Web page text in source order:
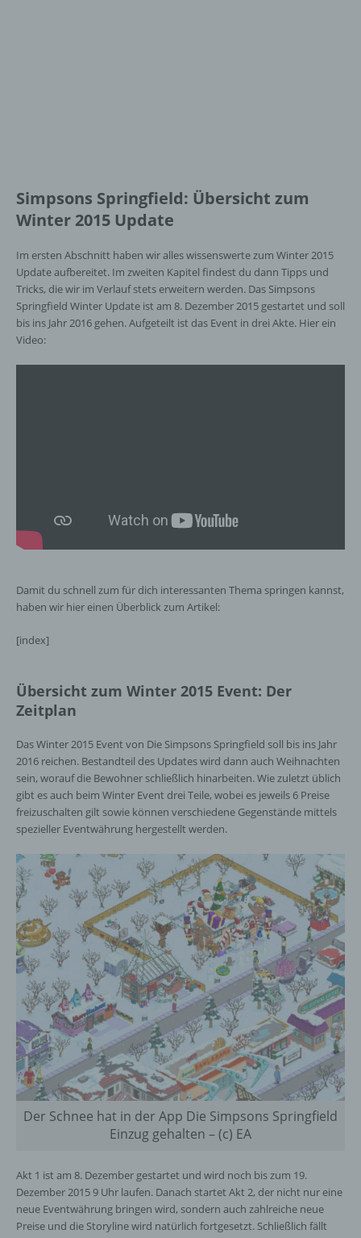
Simpsons Springfield: Übersicht zum
Winter 2015 Update
Im ersten Abschnitt haben wir alles wissenswerte zum Winter 2015
Update aufbereitet. Im zweiten Kapitel findest du dann Tipps und
Tricks, die wir im Verlauf stets erweitern werden. Das Simpsons
Springfield Winter Update ist am 8. Dezember 2015 gestartet und soll
bis ins Jahr 2016 gehen. Aufgeteilt ist das Event in drei Akte. Hier ein
Video:
Damit du schnell zum für dich interessanten Thema springen kannst,
haben wir hier einen Überblick zum Artikel:
[index]
Übersicht zum Winter 2015 Event: Der
Zeitplan
Das Winter 2015 Event von Die Simpsons Springfield soll bis ins Jahr
2016 reichen. Bestandteil des Updates wird dann auch Weihnachten
sein, worauf die Bewohner schließlich hinarbeiten. Wie zuletzt üblich
gibt es auch beim Winter Event drei Teile, wobei es jeweils 6 Preise
freizuschalten gilt sowie können verschiedene Gegenstände mittels
spezieller Eventwährung hergestellt werden.
Der Schnee hat in der App Die Simpsons Springfield
Einzug gehalten – (c) EA
Akt 1 ist am 8. Dezember gestartet und wird noch bis zum 19.
Dezember 2015 9 Uhr laufen. Danach startet Akt 2, der nicht nur eine
neue Eventwährung bringen wird, sondern auch zahlreiche neue
Preise und die Storyline wird natürlich fortgesetzt. Schließlich fällt